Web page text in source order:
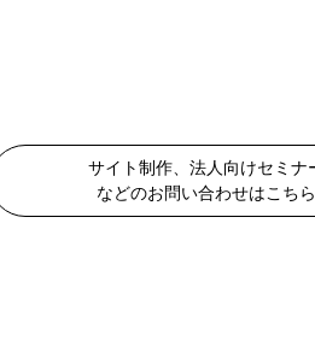
サイト制作、法人向けセミナ
などのお問い合わせはこちら